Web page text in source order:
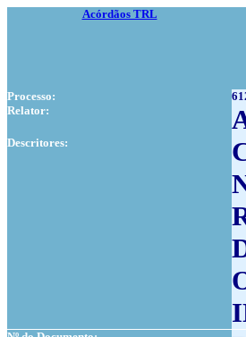
Acórdãos TRL
Processo:
Relator:
Descritores: